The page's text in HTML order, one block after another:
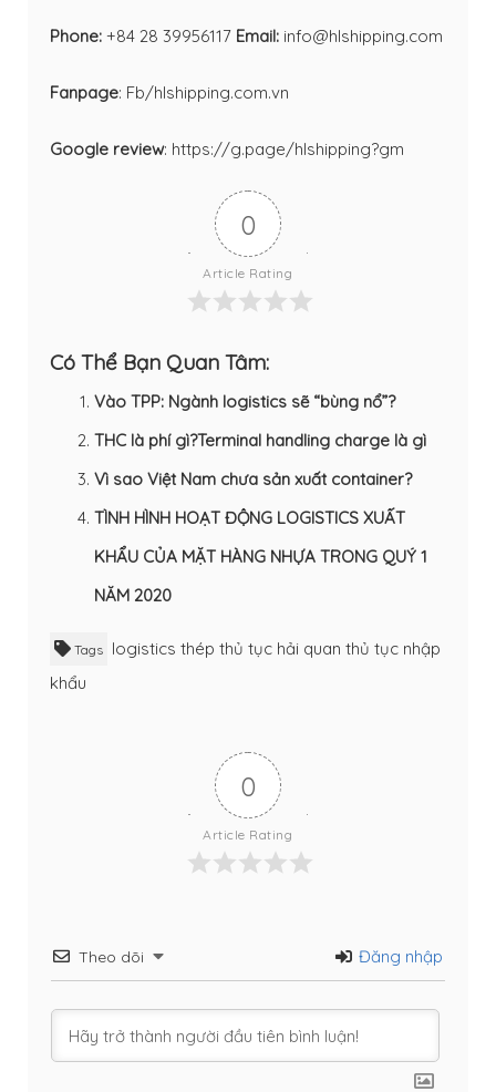
Phone: +84 28 39956117 Email: info@hlshipping.com
Fanpage: Fb/hlshipping.com.vn
Google review: https://g.page/hlshipping?gm
0
Article Rating
Có Thể Bạn Quan Tâm:
Vào TPP: Ngành logistics sẽ “bùng nổ”?
THC là phí gì?Terminal handling charge là gì
Vì sao Việt Nam chưa sản xuất container?
TÌNH HÌNH HOẠT ĐỘNG LOGISTICS XUẤT
KHẨU CỦA MẶT HÀNG NHỰA TRONG QUÝ 1
NĂM 2020
Tags logistics thép thủ tục hải quan thủ tục nhập
khẩu
0
Article Rating
Theo dõi Đăng nhập